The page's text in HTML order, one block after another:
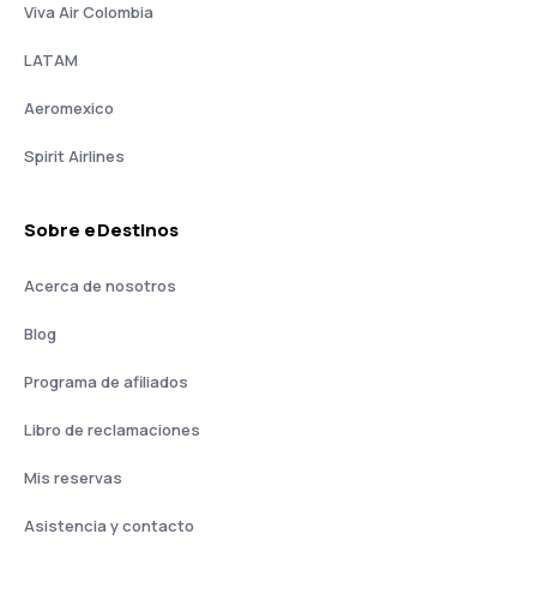
Viva Air Colombia
LATAM
Aeromexico
Spirit Airlines
Sobre eDestinos
Acerca de nosotros
Blog
Programa de afiliados
Libro de reclamaciones
Mis reservas
Asistencia y contacto